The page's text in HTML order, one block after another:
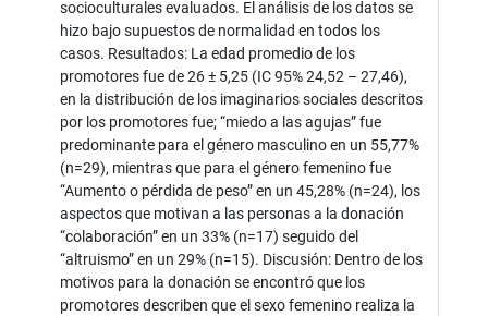
socioculturales evaluados. El análisis de los datos se
hizo bajo supuestos de normalidad en todos los
casos. Resultados: La edad promedio de los
promotores fue de 26 ± 5,25 (IC 95% 24,52 – 27,46),
en la distribución de los imaginarios sociales descritos
por los promotores fue; “miedo a las agujas” fue
predominante para el género masculino en un 55,77%
(n=29), mientras que para el género femenino fue
“Aumento o pérdida de peso” en un 45,28% (n=24), los
aspectos que motivan a las personas a la donación
“colaboración” en un 33% (n=17) seguido del
“altruismo” en un 29% (n=15). Discusión: Dentro de los
motivos para la donación se encontró que los
promotores describen que el sexo femenino realiza la